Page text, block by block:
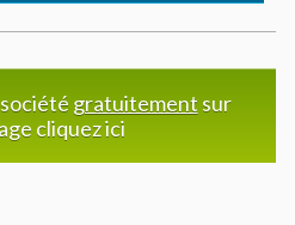
gratuitement sur
cliquez ici